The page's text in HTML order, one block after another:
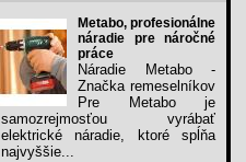
Metabo, profesionálne
náradie pre náročné
práce
Náradie Metabo -
Značka remeselníkov
Pre Metabo je
samozrejmosťou vyrábať
elektrické náradie, ktoré spĺňa
najvyššie...